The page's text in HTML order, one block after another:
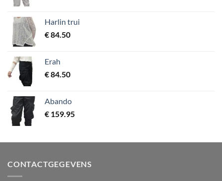
Harlin trui
€84.50
Erah
€84.50
Abando
€ 159.95
CONTACTGEGEVENS